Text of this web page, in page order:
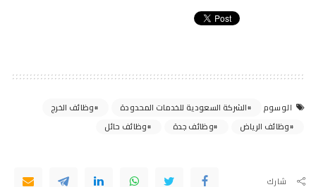
الوسوم الشركة السعودية للخدمات المحدودة
وظائف الخرج
وظائف الرياض
وظائف جدة وظائف حائل
شارك